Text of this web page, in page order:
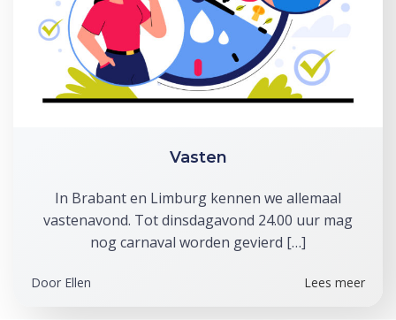
Vasten
In Brabant en Limburg kennen we allemaal
vastenavond. Tot dinsdagavond 24.00 uur mag
nog carnaval worden gevierd […]
Door Ellen Lees meer